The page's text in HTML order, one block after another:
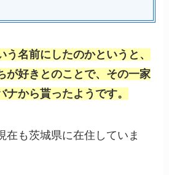
う名前にしたのかというと、
が好きとのことで、その一家
から貰ったようです。
在も茨城県に在住していま